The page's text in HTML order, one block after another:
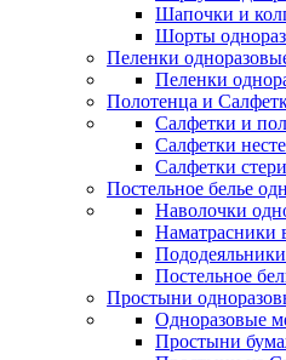
Шапочки и
Шорты
Пеленки
Пеленки
Полотенца и
Салфетки и
Салфетки
Салфетки
Постельное белье
Наволочки
Наматрасники
Постельное
Простыни
Одноразовые
Простыни